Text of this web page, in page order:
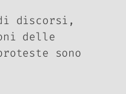
discorsi,
delle
sono